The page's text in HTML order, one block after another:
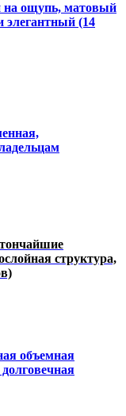
на ощупь, матовый
элегантный (14
структура,
объемная